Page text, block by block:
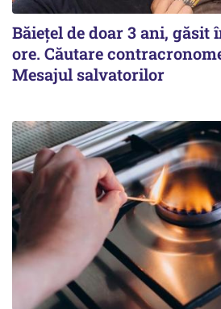
Băiețel de doar 3 ani, găsit
ore. Căutare
Mesajul salvatorilor